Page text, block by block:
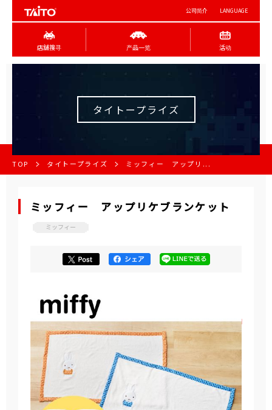
公司简介 LANGUAGE
店舖搜寻 产品一览 活动
タイトープライズ
TOP タイトープライズ ミッフィー アップリ...
ミッフィー アップリケブランケット
ミッフィー